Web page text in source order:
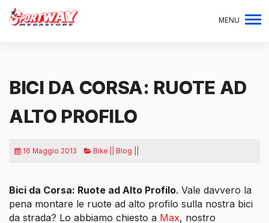
MENU
BICI DA CORSA: RUOTE AD
ALTO PROFILO
16 Maggio 2013 Bike || Blog ||
Bici da Corsa: Ruote ad Alto Profilo. Vale davvero la
pena montare le ruote ad alto profilo sulla nostra bici
da strada? Lo abbiamo chiesto a Max, nostro